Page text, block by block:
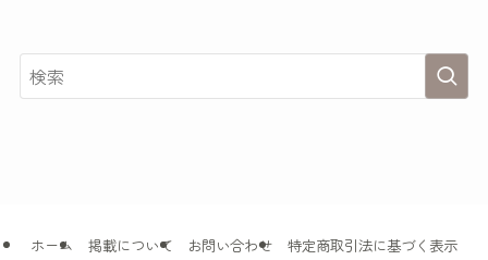
ホーム 掲載について お問い合わせ 特定商取引法に基づく表示